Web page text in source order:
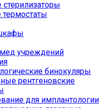
учреждений
бинокуляры
рентгеновские
для имплантологии